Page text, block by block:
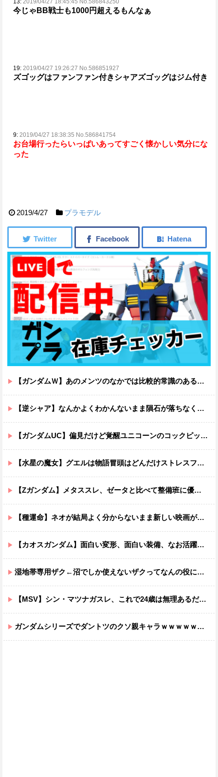
13: 2019/04/27 18:45:45 No.586843250
今じゃBB戦士も1000円超えるもんなぁ
19: 2019/04/27 19:26:27 No.586851927
ズゴッグはファンファン付きシャアズゴッグはジム付き
9: 2019/04/27 18:38:35 No.586841754
お台場行ったらいっぱいあってすごく懐かしい気分にな
った
2019/4/27 プラモデル
【ガンダムＷ】あのメンツのなかでは比較的常識のあるほうなのがデュオだよね
【逆シャア】なんかよくわかんないまま隕石が落ちなくていい感じに終わった作品ｗｗｗｗｗｗ
【ガンダムUC】偏見だけど覚醒ユニコーンのコックピットってエアコンの効きが強そうでいいよね
【水星の魔女】グエルは物語冒頭はどんだけストレスフルだったんだよ…ってなる
【Zガンダム】メタススレ、ゼータと比べて整備班に優しそう
【種運命】ネオが結局よく分からないまま新しい映画が終わった後ももやもやしてる
【カオスガンダム】面白い変形、面白い装備、なお活躍…
湿地帯専用ザク←沼でしか使えないザクってなんの役に立つ設定なんだ？
【MSV】シン・マツナガスレ、これで24歳は無理あるだろ…
ガンダムシリーズでダントツのクソ親キャラｗｗｗｗｗｗｗｗｗｗｗｗ